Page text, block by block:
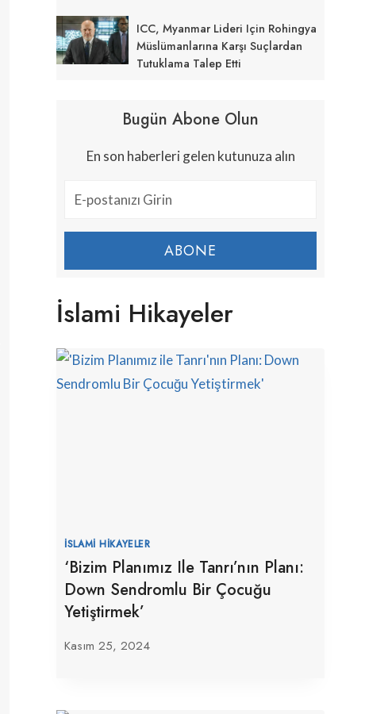
ICC, Myanmar Lideri Için Rohingya
Müslümanlarına Karşı Suçlardan
Tutuklama Talep Etti
Bugün Abone Olun
En son haberleri gelen kutunuza alın
ABONE
İslami Hikayeler
İSLAMI HIKAYELER
‘Bizim Planımız Ile Tanrı’nın Planı:
Down Sendromlu Bir Çocuğu
Yetiştirmek’
Kasım 25, 2024